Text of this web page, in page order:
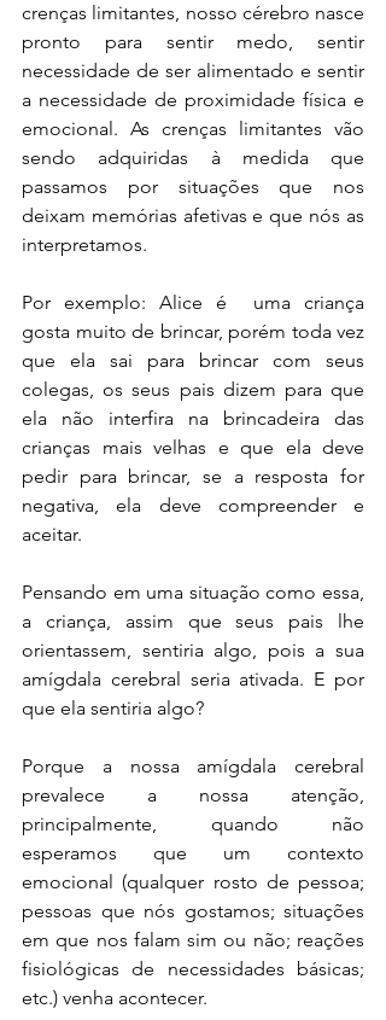
crenças limitantes, nosso cérebro nasce
pronto para sentir medo, sentir
necessidade de ser alimentado e sentir
a necessidade de proximidade física e
emocional. As crenças limitantes vão
sendo adquiridas à medida que
passamos por situações que nos
deixam memórias afetivas e que nós as
interpretamos.
Por exemplo: Alice é  uma criança
gosta muito de brincar, porém toda vez
que ela sai para brincar com seus
colegas, os seus pais dizem para que
ela não interfira na brincadeira das
crianças mais velhas e que ela deve
pedir para brincar, se a resposta for
negativa, ela deve compreender e
aceitar.
Pensando em uma situação como essa,
a criança, assim que seus pais lhe
orientassem, sentiria algo, pois a sua
amígdala cerebral seria ativada. E por
que ela sentiria algo?
Porque a nossa amígdala cerebral
prevalece a nossa atenção,
principalmente, quando não
esperamos que um contexto
emocional (qualquer rosto de pessoa;
pessoas que nós gostamos; situações
em que nos falam sim ou não; reações
fisiológicas de necessidades básicas;
etc.) venha acontecer.